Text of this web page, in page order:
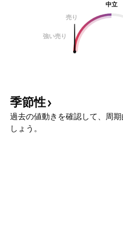
中立
売り
強い売り
季節性
過去の値動きを確認して、周
しょう。